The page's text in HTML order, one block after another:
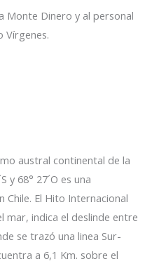
Monte Dinero y al personal
Vírgenes.
austral continental de la
y 68° 27´O es una
El Hito Internacional
mar, indica el deslinde entre
se trazó una linea Sur-
a 6,1 Km. sobre el